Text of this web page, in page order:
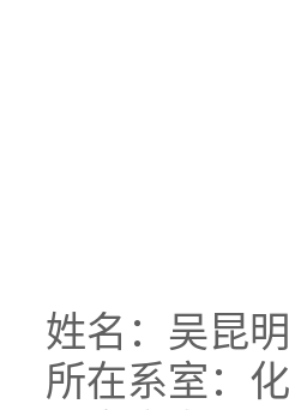
姓名：吴昆明
所在系室：